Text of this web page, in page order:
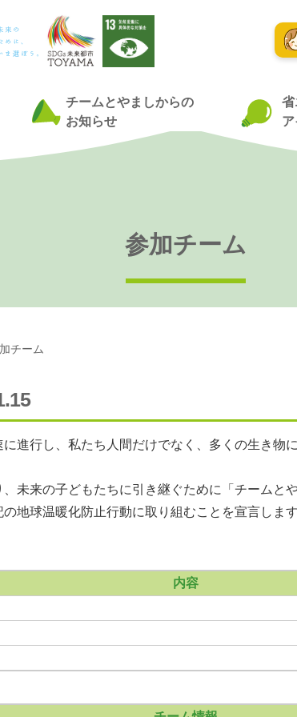
チームとやましからの
お知らせ
省
参加チーム
チーム
進行し、私たち人間だけでなく、多くの生き物
未来の子どもたちに引き継ぐために「チームと
地球温暖化防止行動に取り組むことを宣言します
内容